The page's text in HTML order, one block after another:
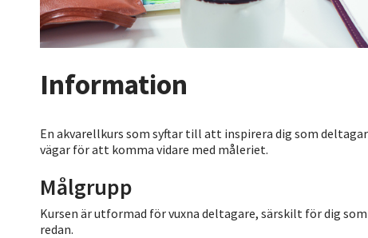
Information
En akvarellkurs som syftar till att inspirera dig som
vägar för att komma vidare med måleriet.
Målgrupp
Kursen är utformad för vuxna deltagare, särskilt för dig
redan.